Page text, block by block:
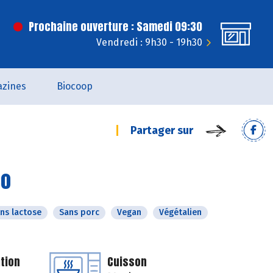
Prochaine ouverture : Samedi 09:30
Vendredi : 9h30 - 19h30
Biocoop
Partager sur
lactose Sans porc Vegan
Végétalien
Cuisson